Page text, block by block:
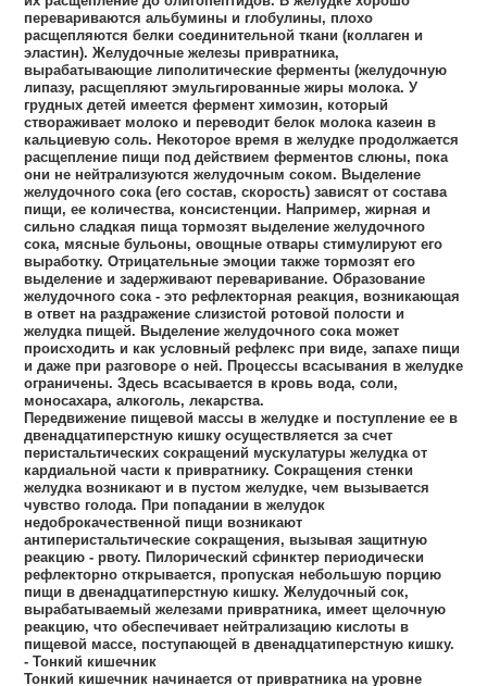
перевариваются альбумины и глобулины, плохо
расщепляются белки соединительной ткани (коллаген и
эластин). Желудочные железы привратника,
вырабатывающие липолитические ферменты (желудочную
липазу, расщепляют эмульгированные жиры молока. У
грудных детей имеется фермент химозин, который
створаживает молоко и переводит белок молока казеин в
кальциевую соль. Некоторое время в желудке продолжается
расщепление пищи под действием ферментов слюны, пока
они не нейтрализуются желудочным соком. Выделение
желудочного сока (его состав, скорость) зависят от состава
пищи, ее количества, консистенции. Например, жирная и
сильно сладкая пища тормозят выделение желудочного
сока, мясные бульоны, овощные отвары стимулируют его
выработку. Отрицательные эмоции также тормозят его
выделение и задерживают переваривание. Образование
желудочного сока - это рефлекторная реакция, возникающая
в ответ на раздражение слизистой ротовой полости и
желудка пищей. Выделение желудочного сока может
происходить и как условный рефлекс при виде, запахе пищи
и даже при разговоре о ней. Процессы всасывания в желудке
ограничены. Здесь всасывается в кровь вода, соли,
моносахара, алкоголь, лекарства.
Передвижение пищевой массы в желудке и поступление ее в
двенадцатиперстную кишку осуществляется за счет
перистальтических сокращений мускулатуры желудка от
кардиальной части к привратнику. Сокращения стенки
желудка возникают и в пустом желудке, чем вызывается
чувство голода. При попадании в желудок
недоброкачественной пищи возникают
антиперистальтические сокращения, вызывая защитную
реакцию - рвоту. Пилорический сфинктер периодически
рефлекторно открывается, пропуская небольшую порцию
пищи в двенадцатиперстную кишку. Желудочный сок,
вырабатываемый железами привратника, имеет щелочную
реакцию, что обеспечивает нейтрализацию кислоты в
пищевой массе, поступающей в двенадцатиперстную кишку.
- Тонкий кишечник
Тонкий кишечник начинается от привратника на уровне